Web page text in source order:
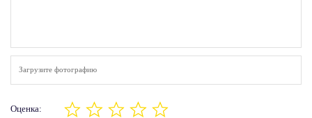
Загрузите фотографию
Оценка: